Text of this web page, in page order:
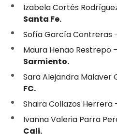
Izabela Cortés
Santa Fe.
Sofía García Contreras
Maura Henao Restrepo –
Sarmiento.
Sara Alejandra Malaver
FC.
Shaira Collazos Herrera
Ivanna Valeria Parra
Cali.